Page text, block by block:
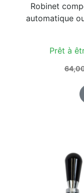
Robinet
automatique
Prêt à
Prix